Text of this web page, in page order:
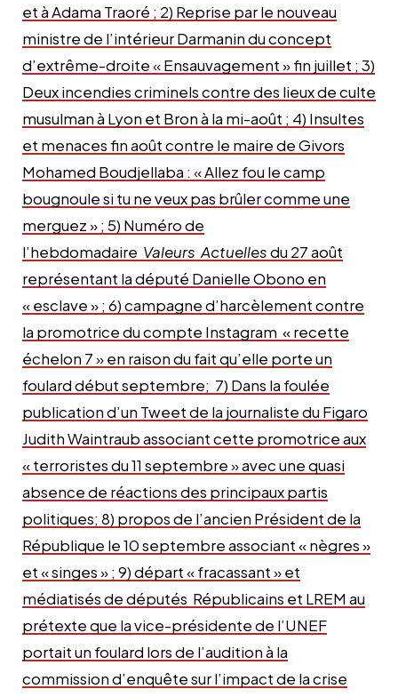
et à Adama Traoré ; 2) Reprise par le nouveau
ministre de l’intérieur Darmanin du concept
d’extrême-droite « Ensauvagement » fin juillet ; 3)
Deux incendies criminels contre des lieux de culte
musulman à Lyon et Bron à la mi-août ; 4) Insultes
et menaces fin août contre le maire de Givors
Mohamed Boudjellaba : « Allez fou le camp
bougnoule si tu ne veux pas brûler comme une
merguez » ; 5) Numéro de
l’hebdomadaire Valeurs Actuellesdu 27 août
représentant la député Danielle Obono en
« esclave » ; 6) campagne d’harcèlement contre
la promotrice du compte Instagram « recette
échelon 7 » en raison du fait qu’elle porte un
foulard début septembre; 7) Dans la foulée
publication d’un Tweet de la journaliste du Figaro
Judith Waintraub associant cette promotrice aux
« terroristes du 11 septembre » avec une quasi
absence de réactions des principaux partis
politiques; 8) propos de l’ancien Président de la
République le 10 septembre associant « nègres »
et « singes » ; 9) départ « fracassant » et
médiatisés de députés Républicains et LREM au
prétexte que la vice-présidente de l’UNEF
portait un foulard lors de l’audition à la
commission d’enquête sur l’impact de la crise